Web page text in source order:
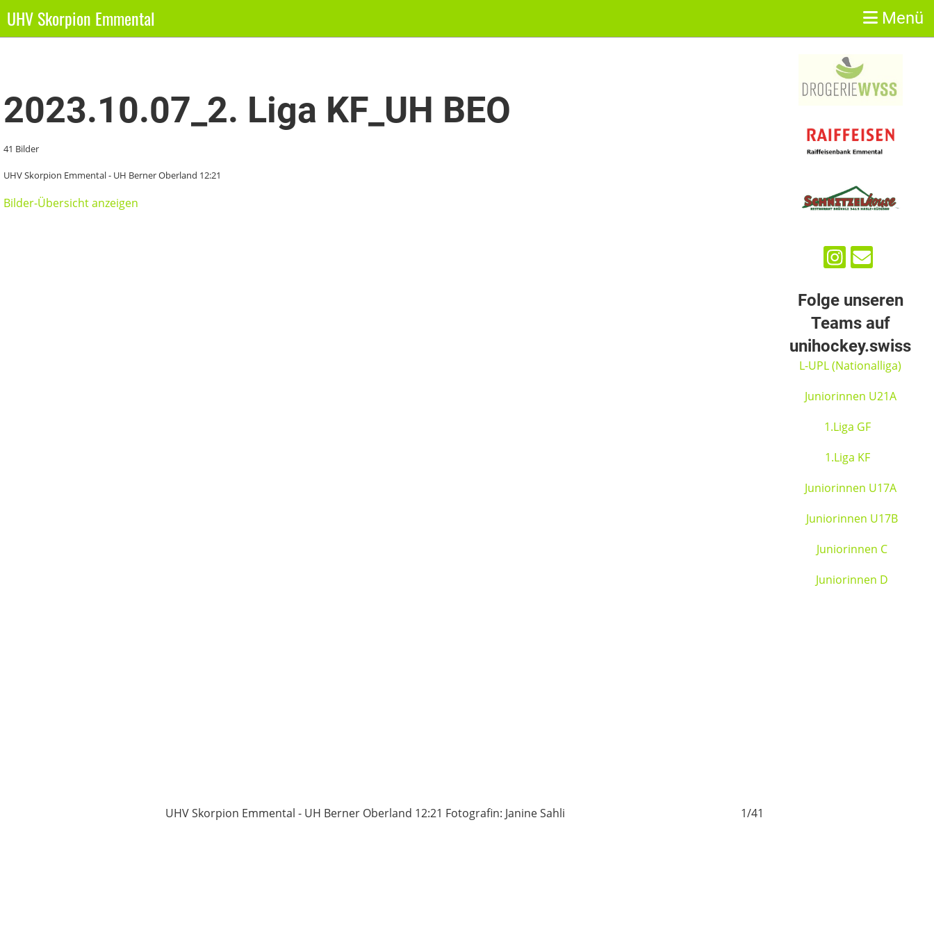
UHV Skorpion Emmental Menü
Zurück
2023.10.07_2. Liga KF_UH BEO
41 Bilder
UHV Skorpion Emmental - UH Berner Oberland 12:21
Bilder-Übersicht anzeigen
UHV Skorpion Emmental - UH Berner Oberland 12:21 Fotografin: Janine Sahli 1/41
Folge unseren
Teams auf
unihockey.swiss
L-UPL (Nationalliga)
Juniorinnen U21A
1.Liga GF
1.Liga KF
Juniorinnen U17A
Juniorinnen U17B
Juniorinnen C
Juniorinnen D